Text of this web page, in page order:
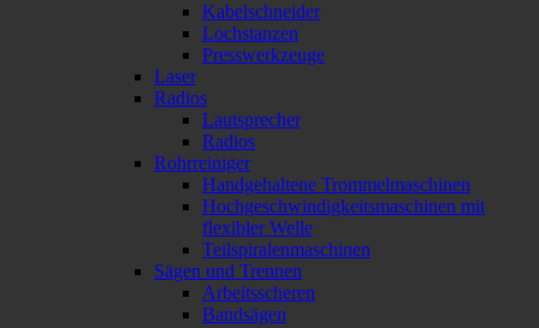
Kabelschneider
Lochstanzen
Presswerkzeuge
Laser
Radios
Lautsprecher
Radios
Rohrreiniger
Handgehaltene Trommelmaschinen
Hochgeschwindigkeitsmaschinen mit
flexibler Welle
Teilspiralenmaschinen
Sägen und Trennen
Arbeitsscheren
Bandsägen